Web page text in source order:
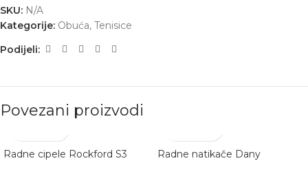
SKU: N/A
Kategorije: Obuća, Tenisice
Podijeli:
Povezani proizvodi
Radne cipele Rockford S3 Radne natikače Dany